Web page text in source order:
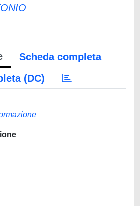
Scheda completa
(DC)